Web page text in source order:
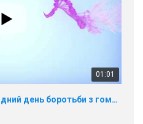
01:01
17 травня IDAHO. Міжнародний день боротьби з гомофобією трансфобією і біфобія.